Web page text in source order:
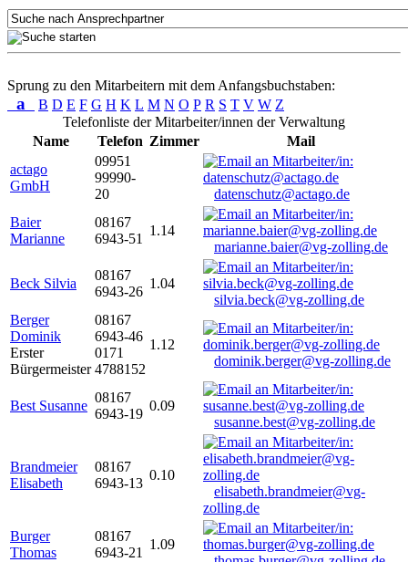
Sprung zu den Mitarbeitern mit dem Anfangsbuchstaben:
a B D E F G H K L M N O P R S T V W Z
Telefonliste der Mitarbeiter/innen der Verwaltung
Name
Telefon Zimmer
Mail
actago
GmbH
09951
99990-
20
datenschutz@actago.de
Baier
Marianne
08167
6943-51
1.14
marianne.baier@vg-zolling.de
Beck Silvia
08167
6943-26
1.04
silvia.beck@vg-zolling.de
Berger
Dominik
Erster
Bürgermeister
08167
6943-46
0171
4788152
1.12
dominik.berger@vg-zolling.de
Best Susanne
08167
6943-19
0.09
susanne.best@vg-zolling.de
Brandmeier
Elisabeth
08167
6943-13
0.10
elisabeth.brandmeier@vg-
zolling.de
Burger
Thomas
08167
6943-21
1.09